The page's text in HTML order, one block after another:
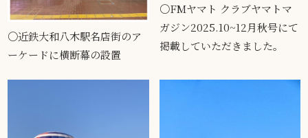
〇近鉄大和八木駅名店街のア
ーケードに横断幕の設置
〇FMヤマト クラブヤマトマ
ガジン2025.10~12月秋号にて
掲載していただきました。